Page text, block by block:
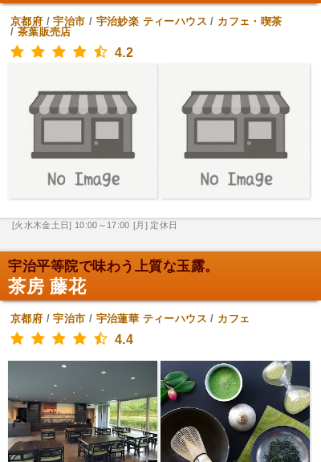
京都府 /宇治市 / 宇治妙楽 ティーハウス / カフェ・喫茶
/ 茶葉販売店
4.2
[火水木金土日] 10:00～17:00 [月] 定休日
宇治平等院で味わう上質な玉露。
茶房 藤花
京都府 /宇治市 / 宇治蓮華 ティーハウス / カフェ
4.4